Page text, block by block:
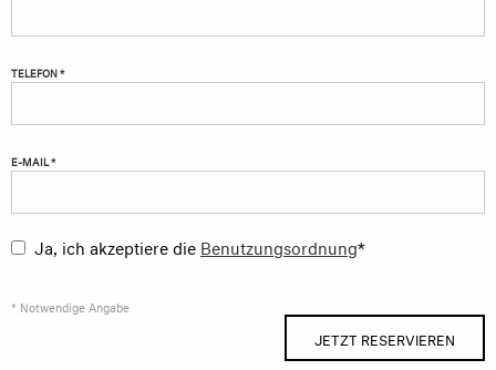
TELEFON *
E-MAIL *
Ja, ich akzeptiere die Benutzungsordnung*
* Notwendige Angabe
JETZT RESERVIEREN